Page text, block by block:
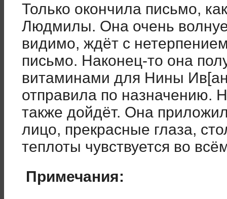
Только окончила письмо,
Людмилы. Она очень
видимо, ждёт с
письмо. Наконец-то она
витаминами для Нины
отправила по назначению.
также дойдёт. Она
лицо, прекрасные глаза,
теплоты чувствуется во
Примечания: